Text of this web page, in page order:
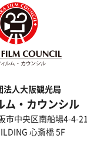
法人大阪観光局
ム・カウンシル
市中央区南船場4-4-21
心斎橋 5F